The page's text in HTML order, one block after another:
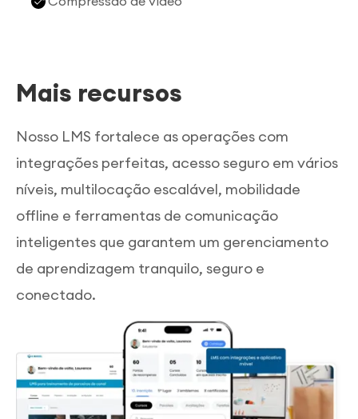
Mais recursos
Nosso LMS fortalece as operações com
integrações perfeitas, acesso seguro em vários
níveis, multilocação escalável, mobilidade
offline e ferramentas de comunicação
inteligentes que garantem um gerenciamento
de aprendizagem tranquilo, seguro e
conectado.